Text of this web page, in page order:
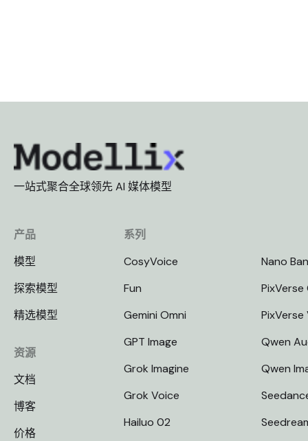
一站式聚合全球领先 AI 媒体模型
产品
模型
探索模型
精选模型
资源
文档
博客
价格
系列
CosyVoice
Fun
Gemini Omni
GPT Image
Grok Imagine
Grok Voice
Hailuo 02
Nano
PixVerse
PixVerse
Qwen
Qwen